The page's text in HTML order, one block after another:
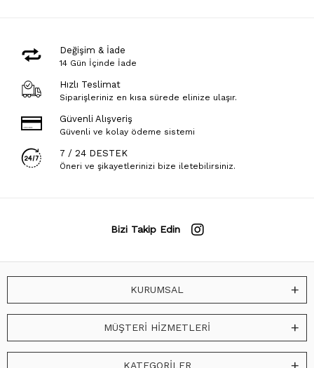
Değişim & İade
14 Gün İçinde İade
Hızlı Teslimat
Siparişleriniz en kısa sürede elinize ulaşır.
Güvenli Alışveriş
Güvenli ve kolay ödeme sistemi
7 / 24 DESTEK
Öneri ve şikayetlerinizi bize iletebilirsiniz.
Bizi Takip Edin
KURUMSAL
MÜŞTERİ HİZMETLERİ
KATEGORİLER